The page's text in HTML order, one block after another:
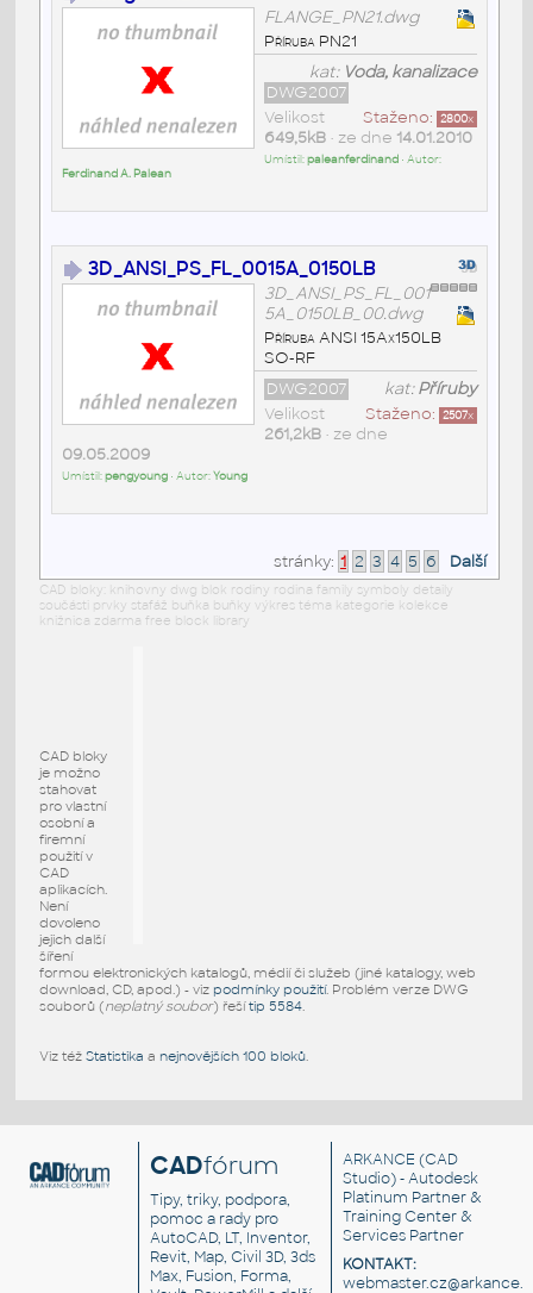
FLANGE_PN21.dwg
Příruba PN21
kat: Voda, kanalizace
DWG2007
Staženo: 2800x
Velikost
649,5kB• ze dne 14.01.2010
Umístil:paleanferdinand • Autor:
Ferdinand A. Palean
3D_ANSI_PS_FL_0015A_0150LB
3D_ANSI_PS_FL_001
5A_0150LB_00.dwg
Příruba ANSI 15Ax150LB
SO-RF
kat:Příruby
DWG2007
Staženo: 2507x
Velikost
261,2kB• ze dne
09.05.2009
Umístil:pengyoung• Autor:Young
stránky: 1 2 3 4 5 6 Další
CAD bloky: knihovny dwg blok rodiny rodina family symboly detaily
součásti prvky stafáž buňka buňky výkres téma kategorie kolekce
knižnica zdarma free block library
CAD bloky
je možno
stahovat
pro vlastní
osobní a
firemní
použití v
CAD
aplikacích.
Není
dovoleno
jejich další
šíření
formou elektronických katalogů, médií či služeb (jiné katalogy, web
download, CD, apod.) - viz podmínky použití. Problém verze DWG
souborů (neplatný soubor) řešítip 5584.
Viz též Statistika a nejnovějších 100 bloků.
CADfórum
Tipy, triky, podpora,
pomoc a rady pro
AutoCAD, LT, Inventor,
Revit, Map, Civil 3D, 3ds
Max, Fusion, Forma,
ARKANCE (CAD
Studio) - Autodesk
Platinum Partner &
Training Center &
Services Partner
KONTAKT: